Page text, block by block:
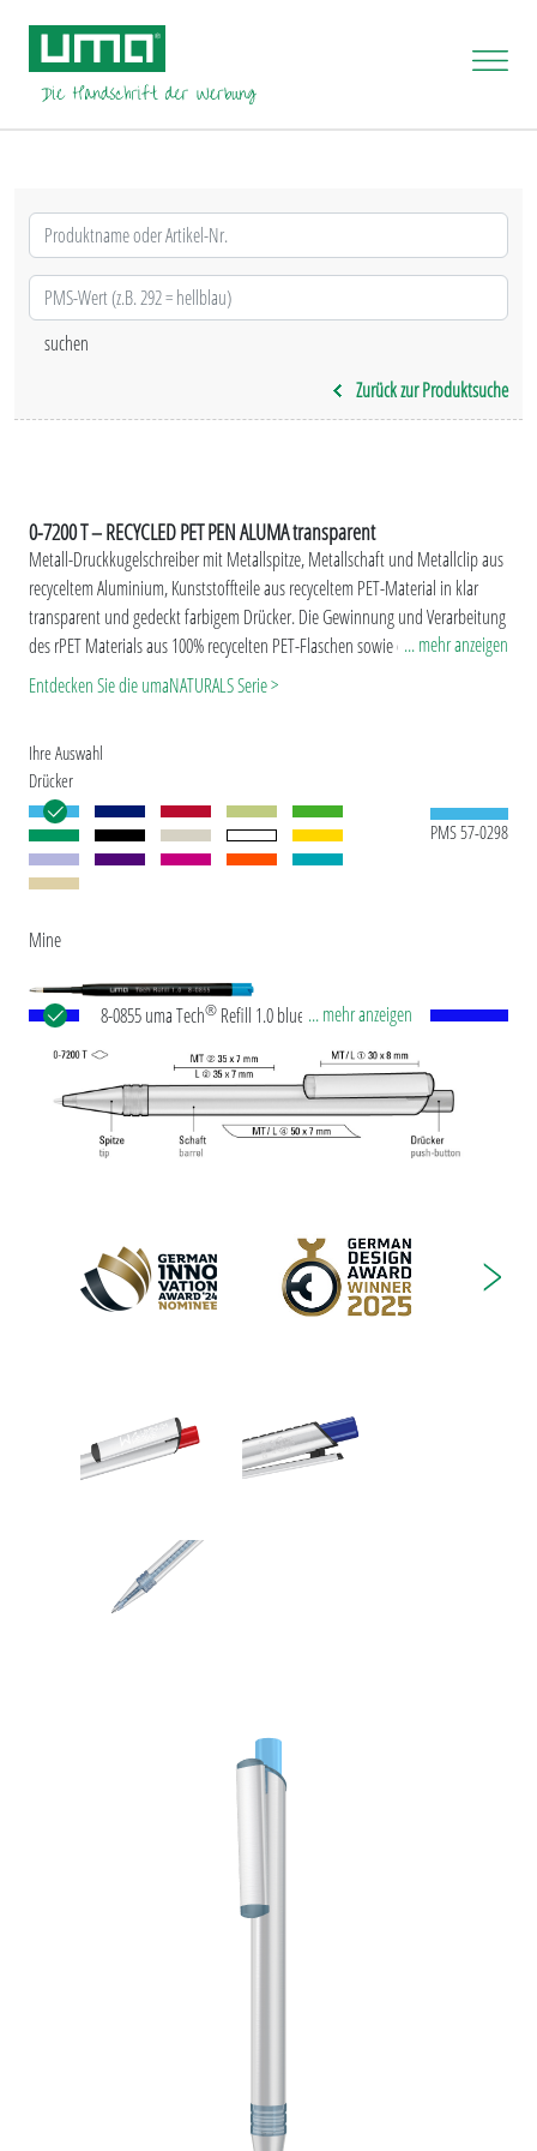
Zurück zur Produktsuche
0-7200 T – RECYCLED PET PEN ALUMA transparent
Metall-Druckkugelschreiber mit Metallspitze, Metallschaft und Metallclip aus
recyceltem Aluminium, Kunststoffteile aus recyceltem PET-Material in klar
transparent und gedeckt farbigem Drücker. Die Gewinnung und Verarbeitung
des rPET Materials aus 100% recycelten PET-Flaschen sowie das rAL-Material
aus 100% recycelten Aluminium-Getränkedosen findet in Europa statt. Die
Produktion leistet der uma RECYCLED PET PEN ALUMA transparent einen
zusätzlichen nachhaltigen Beitrag zur Schonung der Umwelt. Aufgrund der
Besonderheit des Materials (recyceltes PET-Material) sind
produktionstechnische Farbschwankungen gegeben.
... mehr anzeigen
Entdecken Sie die umaNATURALS Serie >
Ihre Auswahl
Drücker
PMS 57-0298
Mine
8-0855 uma Tech® Refill 1.0 blue Europäische
Kunststoff-Großraummine mit weißem oder
schwarzem Kunststoffrohr, Neusilberspitze und
Wolfram-Karbid-Kugel (1,0 mm). Schreibleistung:
ca. 4.500 m. Deutsche Schreibpaste nach ISO-
Norm. Die uma Tech Refill 1.0 vermittelt ein
... mehr anzeigen